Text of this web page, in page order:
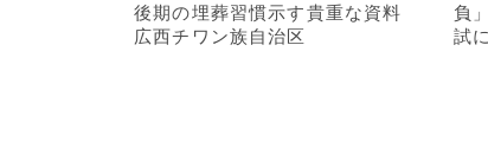
後期の埋葬習慣示す貴重な資料
広西チワン族自治区
負
試